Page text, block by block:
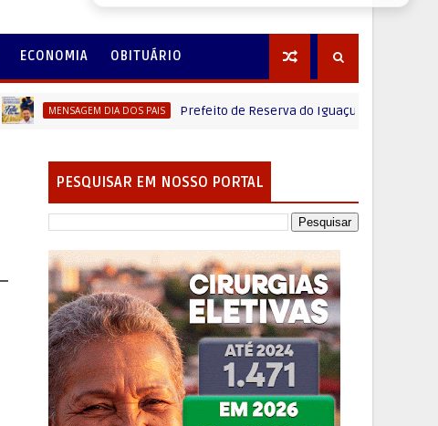
ECONOMIA OBITUÁRIO
MENSAGEM DIA DOS PAIS Prefeito de Reserva do Iguaçu Vitório Antunes de
PESQUISAR EM NOSSO PORTAL